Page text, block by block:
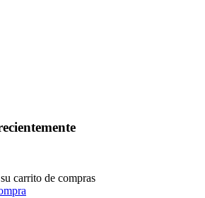
carrito de compras